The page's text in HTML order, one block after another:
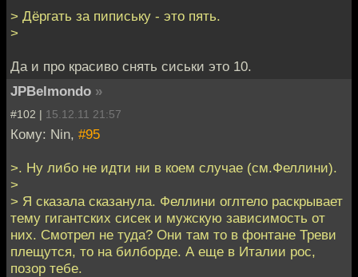
> Дёргать за пипиську - это пять.
>
Да и про красиво снять сиськи это 10.
JPBelmondo »
#102 | 15.12.11 21:57
Кому: Nin, #95
>. Ну либо не идти ни в коем случае (см.Феллини).
>
> Я сказала сказанула. Феллини оглтело раскрывает
тему гигантских сисек и мужскую зависимость от
них. Смотрел не туда? Они там то в фонтане Треви
плещутся, то на билборде. А еще в Италии рос,
позор тебе.